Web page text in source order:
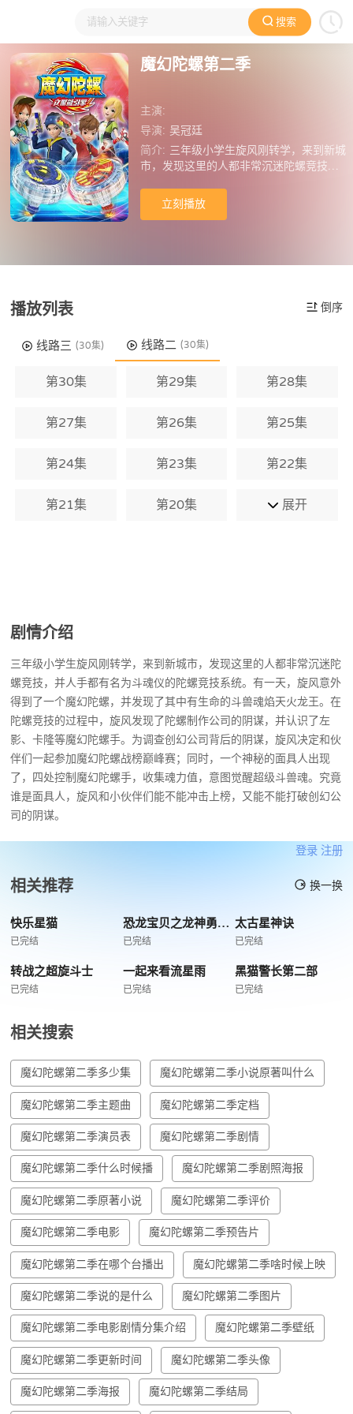
搜索
大家在看 日本动漫 国产动漫 欧美动漫
魔幻陀螺第二季
主演:
导演: 吴冠廷
简介: 三年级小学生旋风刚转学，来到新城
市，发现这里的人都非常沉迷陀螺竞技，
有一天，旋风意外得到了一个魔幻陀螺，
并发现了其中有生命的斗兽魂焰天火龙
现了，四处控制魔幻陀螺手，收集魂力
人，旋风和小伙伴们能不能冲击上榜，又
立刻播放
播放列表 倒序
线路三 (30集) 线路二 (30集)
第30集 第29集 第28集
第27集 第26集 第25集
第24集 第23集 第22集
第21集 第20集 展开
剧情介绍
三年级小学生旋风刚转学，来到新城市，发现这里的人都非常沉迷陀
螺竞技，并人手都有名为斗魂仪的陀螺竞技系统。有一天，旋风意外
得到了一个魔幻陀螺，并发现了其中有生命的斗兽魂焰天火龙王。在
陀螺竞技的过程中，旋风发现了陀螺制作公司的阴谋，并认识了左
影、卡隆等魔幻陀螺手。为调查创幻公司背后的阴谋，旋风决定和伙
伴们一起参加魔幻陀螺战榜巅峰赛；同时，一个神秘的面具人出现
了，四处控制魔幻陀螺手，收集魂力值，意图觉醒超级斗兽魂。究竟
谁是面具人，旋风和小伙伴们能不能冲击上榜，又能不能打破创幻公
司的阴谋。
登录 注册
相关推荐 换一换
快乐星猫
已完结
恐龙宝贝之龙神勇士3
已完结
太古星神诀
已完结
转战之超旋斗士
已完结
一起来看流星雨
已完结
黑猫警长第二部
已完结
相关搜索
魔幻陀螺第二季多少集 魔幻陀螺第二季小说原著叫什么
魔幻陀螺第二季主题曲 魔幻陀螺第二季定档
魔幻陀螺第二季演员表 魔幻陀螺第二季剧情
魔幻陀螺第二季什么时候播 魔幻陀螺第二季剧照海报
魔幻陀螺第二季原著小说 魔幻陀螺第二季评价
魔幻陀螺第二季电影 魔幻陀螺第二季预告片
魔幻陀螺第二季在哪个台播出 魔幻陀螺第二季啥时候上映
魔幻陀螺第二季说的是什么 魔幻陀螺第二季图片
魔幻陀螺第二季电影剧情分集介绍 魔幻陀螺第二季壁纸
魔幻陀螺第二季更新时间 魔幻陀螺第二季头像
魔幻陀螺第二季海报 魔幻陀螺第二季结局